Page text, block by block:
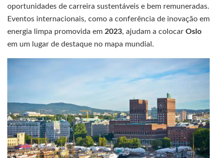
oportunidades de carreira sustentáveis e bem remuneradas.
Eventos internacionais, como a conferência de inovação em
energia limpa promovida em 2023, ajudam a colocar Oslo
em um lugar de destaque no mapa mundial.